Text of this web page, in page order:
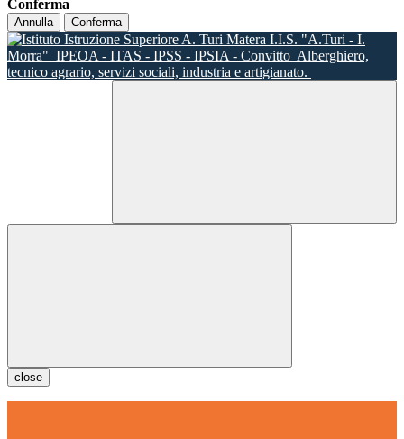
Conferma
Annulla Conferma
I.I.S. "A.Turi - I.
Morra" IPEOA - ITAS - IPSS - IPSIA - Convitto Alberghiero,
tecnico agrario, servizi sociali, industria e artigianato.
close